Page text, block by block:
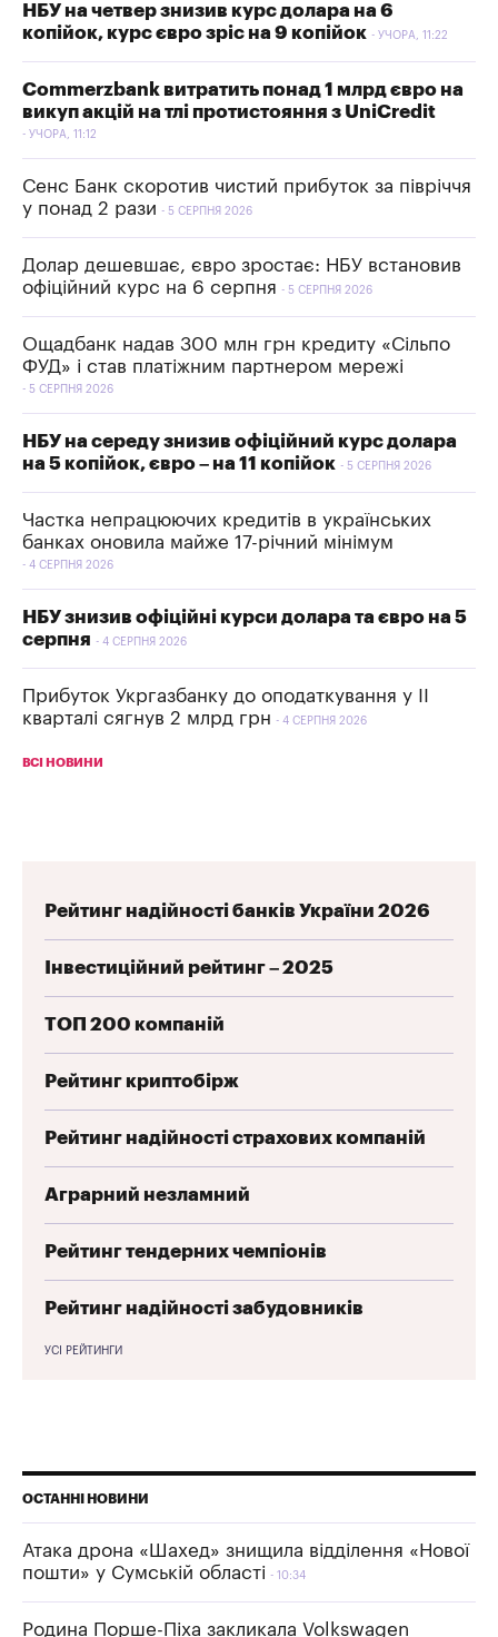
НБУ на четвер знизив курс долара на 6
копійок, курс євро зріс на 9 копійок
УЧОРА, 11:22
Commerzbank витратить понад 1 млрд євро на
викуп акцій на тлі протистояння з UniCredit
УЧОРА, 11:12
Сенс Банк скоротив чистий прибуток за півріччя
у понад 2 рази
5 СЕРПНЯ 2026
Долар дешевшає, євро зростає: НБУ встановив
офіційний курс на 6 серпня
5 СЕРПНЯ 2026
Ощадбанк надав 300 млн грн кредиту «Сільпо
ФУД» і став платіжним партнером мережі
5 СЕРПНЯ 2026
НБУ на середу знизив офіційний курс долара
на 5 копійок, євро – на 11 копійок
5 СЕРПНЯ 2026
Частка непрацюючих кредитів в українських
банках оновила майже 17-річний мінімум
4 СЕРПНЯ 2026
НБУ знизив офіційні курси долара та євро на 5
серпня
4 СЕРПНЯ 2026
Прибуток Укргазбанку до оподаткування у II
кварталі сягнув 2 млрд грн
4 СЕРПНЯ 2026
ВСІ НОВИНИ
Рейтинг надійності банків України 2026
Інвестиційний рейтинг – 2025
ТОП 200 компаній
Рейтинг криптобірж
Рейтинг надійності страхових компаній
Аграрний незламний
Рейтинг тендерних чемпіонів
Рейтинг надійності забудовників
УСІ РЕЙТИНГИ
ОСТАННІ НОВИНИ
Атака дрона «Шахед» знищила відділення «Нової
пошти» у Сумській області
10:34
Родина Порше-Піха закликала Volkswagen